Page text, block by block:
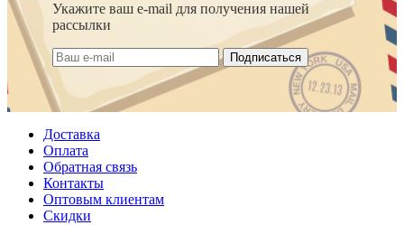
Укажите ваш e-mail для получения нашей
рассылки
Подписаться
Доставка
Оплата
Обратная связь
Контакты
Оптовым клиентам
Скидки